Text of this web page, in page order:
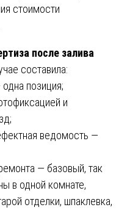
стоимости
после залива
составила:
позиция;
и
ведомость —
— базовый, так
в одной комнате,
отделки, шпаклевка,